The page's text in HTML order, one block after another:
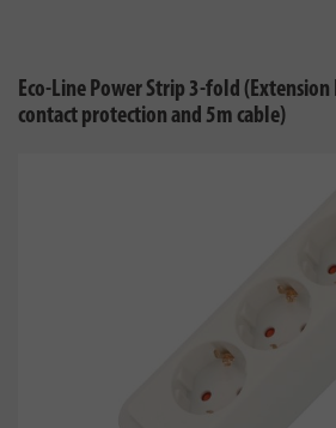
Eco-Line Power Strip 3-fold (Extension
contact protection and 5m cable)